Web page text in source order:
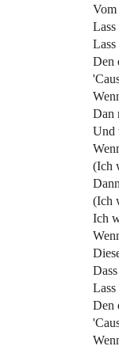
Vom
Lass
Den
Dan
Und
(Ich
(Ich
Ich
Den